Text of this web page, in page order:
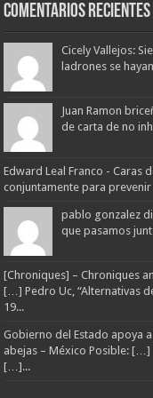
Comentarios Recientes
Cicely Vallejos:
ladrones se
Juan Ramon
de carta de no
Edward Leal Franco - Caras
conjuntamente para
pablo gonzalez
que pasamos
[Chroniques] – Chroniques
[…] Pedro Uc, “Alternativas
19...
Gobierno del Estado apoya
abejas – México Posible:
[…]...